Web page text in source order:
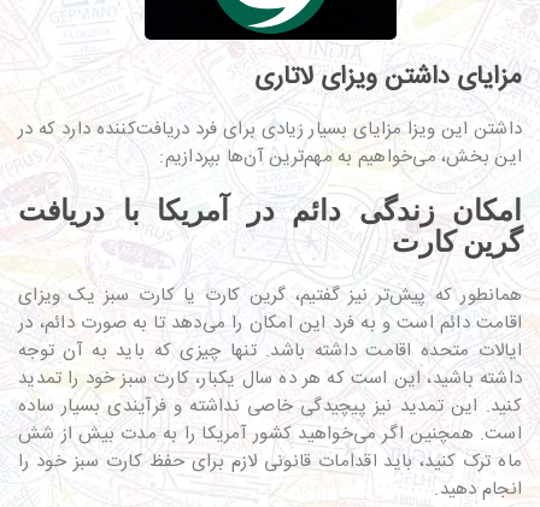
مزایای داشتن ویزای لاتاری
داشتن این ویزا مزایای بسیار زیادی برای فرد دریافت‌کننده دارد که در
این بخش، می‌خواهیم به مهم‌ترین آن‌ها بپردازیم:
امکان زندگی دائم در آمریکا با دریافت
گرین کارت
همانطور که پیش‌تر نیز گفتیم، گرین کارت یا کارت سبز یک ویزای
اقامت دائم است و به فرد این امکان را می‌دهد تا به صورت دائم، در
ایالات متحده اقامت داشته باشد. تنها چیزی که باید به آن توجه
داشته باشید، این است که هر ده سال یکبار، کارت سبز خود را تمدید
کنید. این تمدید نیز پیچیدگی خاصی نداشته و فرآیندی بسیار ساده
است. همچنین اگر می‌خواهید کشور آمریکا را به مدت بیش از شش
ماه ترک کنید، باید اقدامات قانونی لازم برای حفظ کارت سبز خود را
انجام دهید.